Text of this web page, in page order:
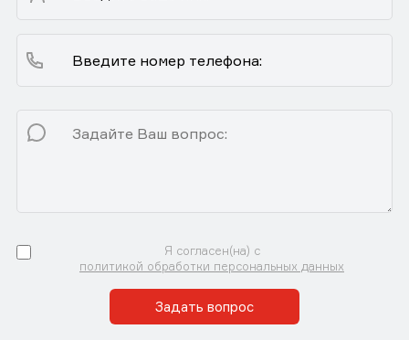
Я согласен(на) с
политикой обработки персональных данных
Задать вопрос